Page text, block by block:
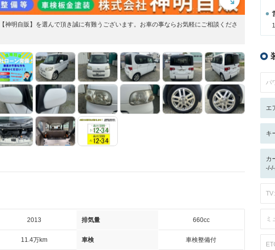
神明自販】を選んで頂き誠に有難うございます。お車の事ならお気軽にご相談くださ
2013 排気量 660cc
11.4万km 車検 車検整備付
パ
エ
キ
カ
ミ